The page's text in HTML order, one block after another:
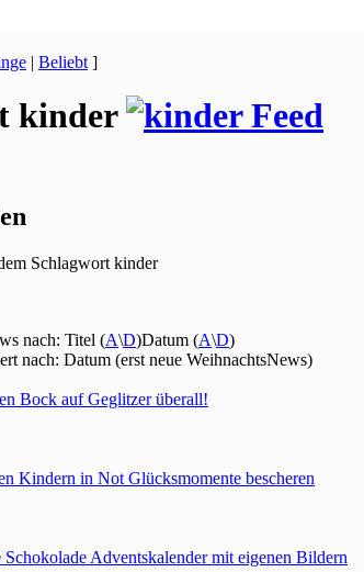
| Beliebt ]
kinder
Schlagwort kinder
nach: Titel (A\D)Datum (A\D)
nach: Datum (erst neue WeihnachtsNews)
Bock auf Geglitzer überall!
Kindern in Not Glücksmomente bescheren
Adventskalender mit eigenen Bildern